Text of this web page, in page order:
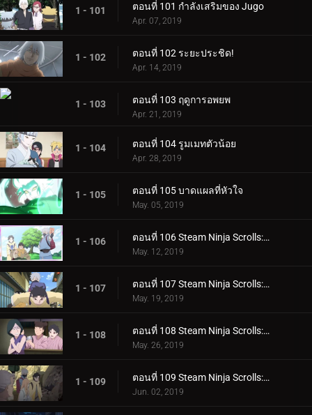
1 - 101 ตอนที่ 101 กำลังเสริมของ Jugo
Apr. 07, 2019
1 - 102 ตอนที่ 102 ระยะประชิด!
Apr. 14, 2019
1 - 103 ตอนที่ 103 ฤดูการอพยพ
Apr. 21, 2019
1 - 104 ตอนที่ 104 รูมเมทตัวน้อย
Apr. 28, 2019
1 - 105 ตอนที่ 105 บาดแผลที่หัวใจ
May. 05, 2019
1 - 106 ตอนที่ 106 Steam Ninja Scrolls: ภารกิจระดับ S!
May. 12, 2019
1 - 107 ตอนที่ 107 Steam Ninja Scrolls: สงครามสุนัขและแมว!
May. 19, 2019
1 - 108 ตอนที่ 108 Steam Ninja Scrolls: โรงแรมผีสิง!
May. 26, 2019
1 - 109 ตอนที่ 109 Steam Ninja Scrolls: มันฝรั่งแผ่นทอดและก้อนหินยักษ์!
Jun. 02, 2019